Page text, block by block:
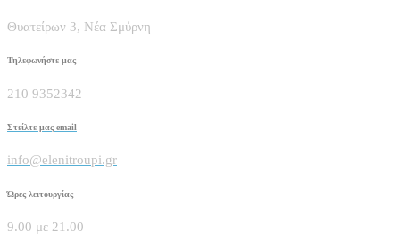
Θυατείρων 3, Νέα Σμύρνη
Τηλεφωνήστε μας
210 9352342
Στείλτε μας email
info@elenitroupi.gr
Ώρες λειτουργίας
9.00 με 21.00